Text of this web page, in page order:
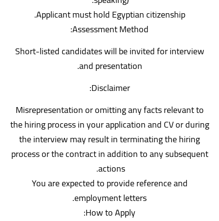
Applicant must hold Egyptian citizenship.
Assessment Method:
Short-listed candidates will be invited for interview
and presentation.
Disclaimer:
Misrepresentation or omitting any facts relevant to
the hiring process in your application and CV or during
the interview may result in terminating the hiring
process or the contract in addition to any subsequent
actions.
You are expected to provide reference and
employment letters.
How to Apply: